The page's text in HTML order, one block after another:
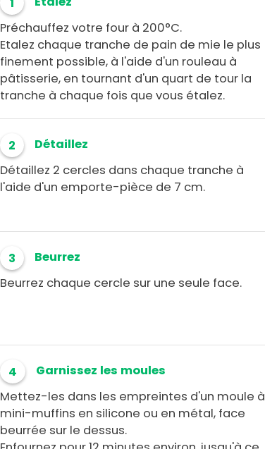
Préchauffez votre four à 200°C.
Etalez chaque tranche de pain de mie le plus
finement possible, à l'aide d'un rouleau à
pâtisserie, en tournant d'un quart de tour la
tranche à chaque fois que vous étalez.
2
Détaillez
Détaillez 2 cercles dans chaque tranche à
l'aide d'un emporte-pièce de 7 cm.
3
Beurrez
Beurrez chaque cercle sur une seule face.
4
Garnissez les moules
Mettez-les dans les empreintes d'un moule à
mini-muffins en silicone ou en métal, face
beurrée sur le dessus.